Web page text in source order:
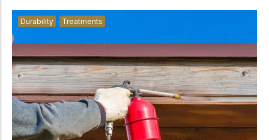
Durability Treatments